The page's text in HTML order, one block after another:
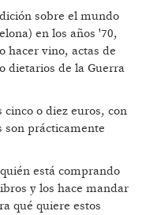
sobre el mundo
en los años '70,
hacer vino, actas de
dietarios de la Guerra
o diez euros, con
son prácticamente
está comprando
y los hace mandar
qué quiere estos